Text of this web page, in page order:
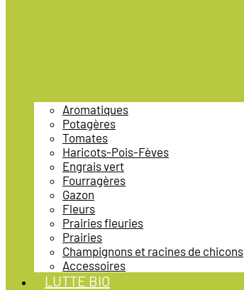
Aromatiques
Potagères
Tomates
Haricots-Pois-Fèves
Engrais vert
Fourragères
Gazon
Fleurs
Prairies fleuries
Prairies
Champignons et racines de chicons
Accessoires
LUTTE BIO